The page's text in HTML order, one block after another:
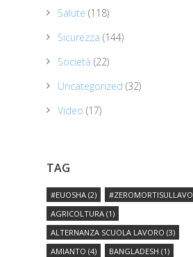
Salute (118)
Sicurezza (144)
Società (22)
Uncategorized (32)
Video (17)
TAG
#EUOSHA (2)
AGRICOLTURA (1)
ALTERNANZA SCUOLA LAVORO (3)
AMIANTO (4) BANGLADESH (1)